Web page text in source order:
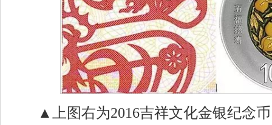
▲上图右为2016吉祥文化金银纪念